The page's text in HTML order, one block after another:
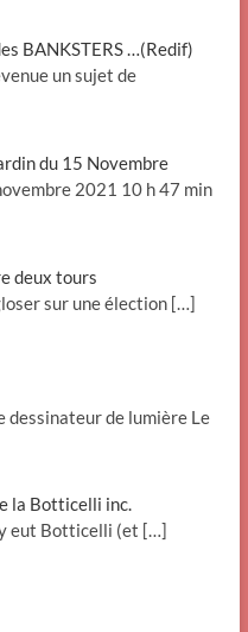
BANKSTERS …(Redif)
un sujet de
du 15 Novembre
2021 10 h 47 min
deux tours
sur une élection […]
dessinateur de lumière Le
la Botticelli inc.
eut Botticelli (et […]